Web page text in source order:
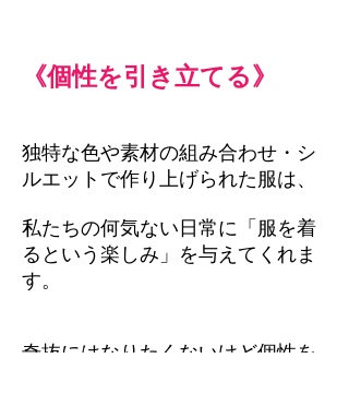
《個性を引き立てる》
独特な色や素材の組み合わせ・シ
ルエットで作り上げられた服は、
私たちの何気ない日常に「服を着
るという楽しみ」を与えてくれま
す。
奇抜にはなりたくないけど個性を